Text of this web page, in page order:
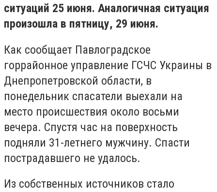
ситуаций 25 июня. Аналогичная ситуация
произошла в пятницу, 29 июня.
Как сообщает Павлоградское
горрайонное управление ГСЧС Украины в
Днепропетровской области, в
понедельник спасатели выехали на
место происшествия около восьми
вечера. Спустя час на поверхность
подняли 31-летнего мужчину. Спасти
пострадавшего не удалось.
Из собственных источников стало